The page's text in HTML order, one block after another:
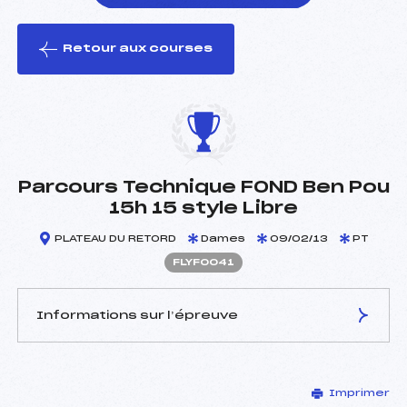
le ski
Retour aux courses
Parcours Technique FOND Ben Pou
15h 15 style Libre
PLATEAU DU RETORD Dames 09/02/13 PT
FLYF0041
Informations sur l’épreuve
PICHON JEAN ()
Imprimer